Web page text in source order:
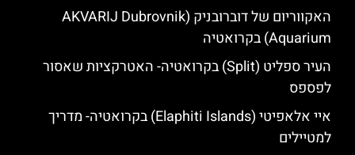
האקווריום של דוברובניק (AKVARIJ Dubrovnik
Aquarium) בקרואטיה
העיר ספליט (Split) בקרואטיה- האטרקציות שאסור
לפספס
איי אלאפיטי (Elaphiti Islands) בקרואטיה- מדריך
למטיילים